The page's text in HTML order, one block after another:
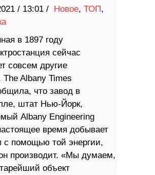
/ 13:01 / Новое, ТОП,
в 1897 году
сейчас
совсем другие
Albany Times
что завод в
штат Нью-Йорк,
Albany Engineering
время добывает
с помощью той энергии,
производит. «Мы думаем,
объект